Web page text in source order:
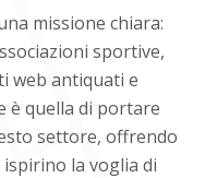
missione chiara:
sportive,
web antiquati e
è quella di portare
settore, offrendo
ispirino la voglia di